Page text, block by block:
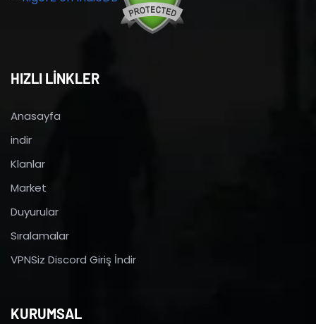
HIZLI LİNKLER
Anasayfa
indir
Klanlar
Market
Duyurular
Sıralamalar
VPNSiz Discord Giriş İndir
KURUMSAL